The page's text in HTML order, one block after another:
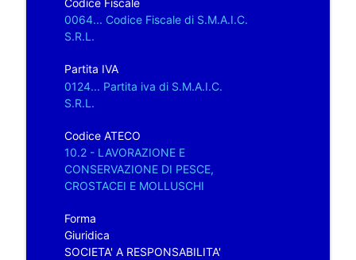
0064... Codice Fiscale di S.M.A.I.C.
S.R.L.
Partita IVA
0124... Partita iva di S.M.A.I.C.
S.R.L.
Codice ATECO
10.2 - LAVORAZIONE E
CONSERVAZIONE DI PESCE,
CROSTACEI E MOLLUSCHI
Forma
Giuridica
SOCIETA' A RESPONSABILITA'